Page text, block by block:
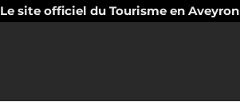
Le site officiel du Tourisme en Aveyron